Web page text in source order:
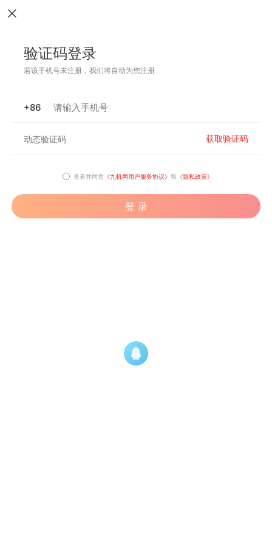
验证码登录
若该手机号未注册，我们将自动为您注册
+86
获取验证码
查看并同意 《九机网用户服务协议》 和 《隐私政策》
登 录